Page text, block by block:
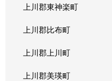
上川郡東神楽町
上川郡比布町
上川郡上川町
上川郡美瑛町